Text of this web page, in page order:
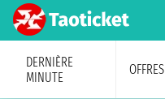
DERNIÈRE
MINUTE
OFFRES